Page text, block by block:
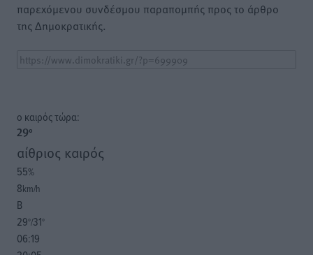
παρεχόμενου συνδέσμου παραπομπής προς το άρθρο
της Δημοκρατικής.
o καιρός τώρα:
29°
αίθριος καιρός
55%
8km/h
Β
29°/31°
06:19